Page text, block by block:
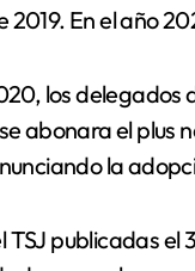
2019. En el año
los
abonara el
la
publicadas el